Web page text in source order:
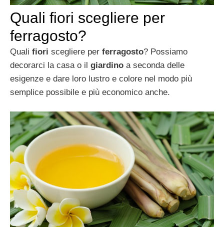
Quali fiori scegliere per
ferragosto?
Quali fiori scegliere per ferragosto? Possiamo
decorarci la casa o il giardino a seconda delle
esigenze e dare loro lustro e colore nel modo più
semplice possibile e più economico anche.